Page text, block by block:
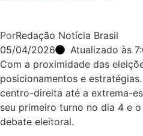
PorRedação Notícia Brasil
05/04/2026
Atualizado às
Com a proximidade das
posicionamentos e
centro-direita até a extrema-
seu primeiro turno no dia 4 e
debate eleitoral.